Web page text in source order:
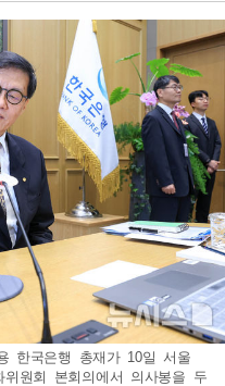
한국은행 총재가 10일 서울
원회 본회의에서 의사봉을 두